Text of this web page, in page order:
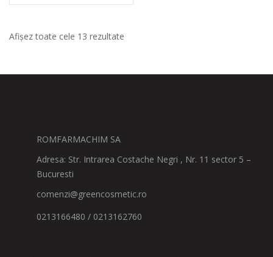
Afișez toate cele 13 rezultate
ROMFARMACHIM SA
Adresa: Str. Intrarea Costache Negri , Nr. 11 sector 5 –
Bucuresti
comenzi@greencosmetic.ro
0213166480 / 0213162760